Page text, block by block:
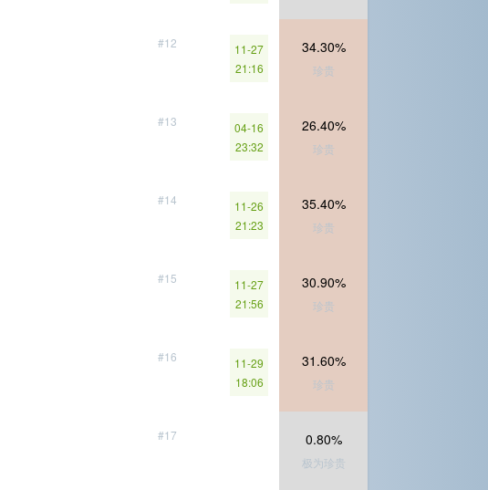
#12
11-27
21:16
34.30%
珍贵
#13
04-16
23:32
26.40%
珍贵
#14
11-26
21:23
35.40%
珍贵
#15
11-27
21:56
30.90%
珍贵
#16
11-29
18:06
31.60%
珍贵
#17 0.80%
极为珍贵